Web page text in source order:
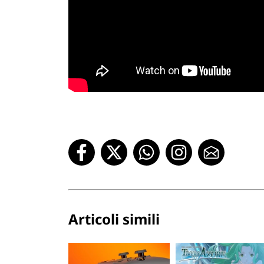
Articoli simili